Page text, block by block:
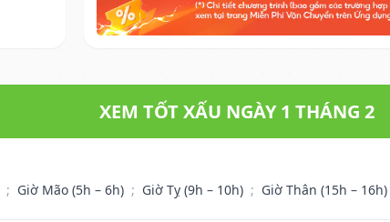
XEM TỐT XẤU NGÀY 1 THÁNG 2
; Giờ Mão (5h – 6h) ; Giờ Tỵ (9h – 10h) ; Giờ Thân (15h – 16h)